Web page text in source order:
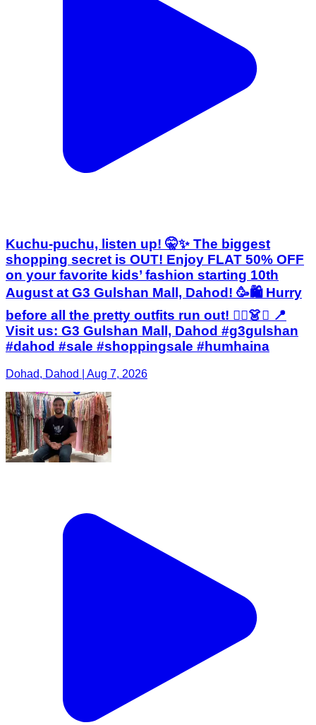
Kuchu-puchu, listen up! 🤫✨ The biggest
shopping secret is OUT! Enjoy FLAT 50% OFF
on your favorite kids’ fashion starting 10th
August at G3 Gulshan Mall, Dahod! 🥳🛍️ Hurry
before all the pretty outfits run out! 🏃‍♂️👗✨ 📍
Visit us: G3 Gulshan Mall, Dahod #g3gulshan
#dahod #sale #shoppingsale #humhaina
Dohad, Dahod | Aug 7, 2026